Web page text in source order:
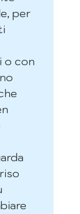
per
o con